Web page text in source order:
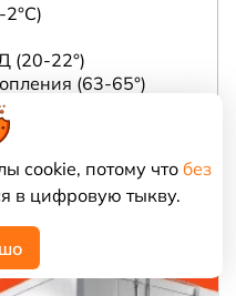
(20-22°)
(63-65°)
cookie, потому что без
в цифровую тыкву.